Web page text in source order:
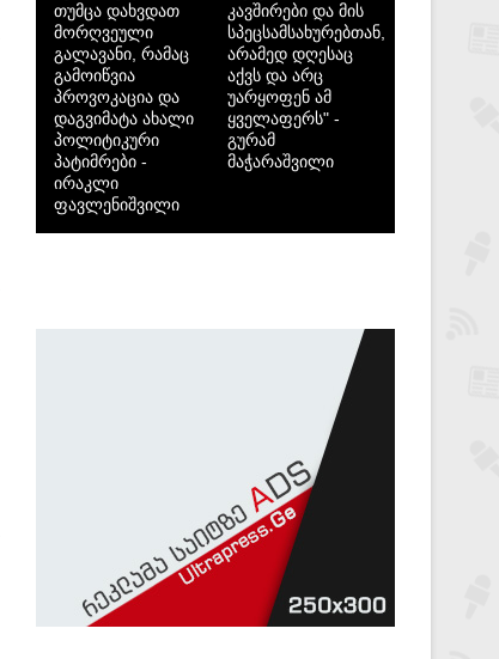
თუმცა დახვდათ
მორღვეული
გალავანი, რამაც
გამოიწვია
პროვოკაცია და
დაგვიმატა ახალი
პოლიტიკური
პატიმრები -
ირაკლი
ფავლენიშვილი
კავშირები და მის
სპეცსამსახურებთან,
არამედ დღესაც
აქვს და არც
უარყოფენ ამ
ყველაფერს" -
გურამ
მაჭარაშვილი